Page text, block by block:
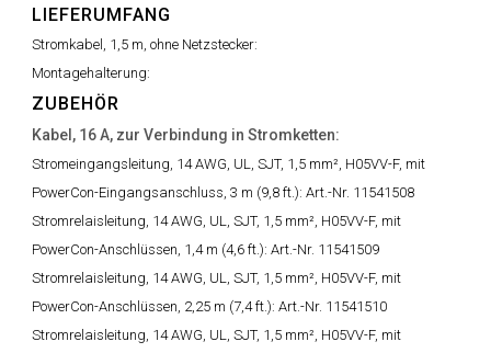
LIEFERUMFANG
Stromkabel, 1,5 m, ohne Netzstecker:
Montagehalterung:
ZUBEHÖR
Kabel, 16 A, zur Verbindung in Stromketten:
Stromeingangsleitung, 14 AWG, UL, SJT, 1,5 mm², H05VV-F, mit
PowerCon-Eingangsanschluss, 3 m (9,8 ft.): Art.-Nr. 11541508
Stromrelaisleitung, 14 AWG, UL, SJT, 1,5 mm², H05VV-F, mit
PowerCon-Anschlüssen, 1,4 m (4,6 ft.): Art.-Nr. 11541509
Stromrelaisleitung, 14 AWG, UL, SJT, 1,5 mm², H05VV-F, mit
PowerCon-Anschlüssen, 2,25 m (7,4 ft.): Art.-Nr. 11541510
Stromrelaisleitung, 14 AWG, UL, SJT, 1,5 mm², H05VV-F, mit